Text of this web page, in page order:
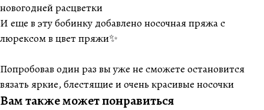
новогодней расцветки
И еще в эту бобинку добавлено носочная пряжа с
люрексом в цвет пряжи✨
Попробовав один раз вы уже не сможете остановится
вязать яркие, блестящие и очень красивые носочки
Вам также может понравиться